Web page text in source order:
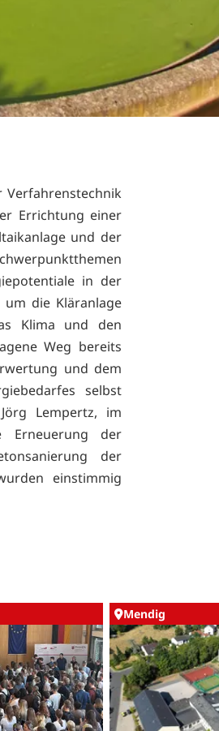
Errichtung einer
und der
in der
die Kläranlage
Klima und den
Weg bereits
und dem
selbst
Lempertz, im
Erneuerung der
der
einstimmig
Mendig